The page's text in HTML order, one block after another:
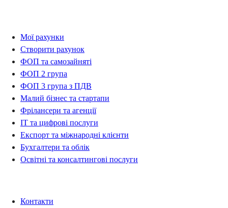
Мої рахунки
Створити рахунок
ФОП та самозайняті
ФОП 2 група
ФОП 3 група з ПДВ
Малий бізнес та стартапи
Фрілансери та агенції
IT та цифрові послуги
Експорт та міжнародні клієнти
Бухгалтери та облік
Освітні та консалтингові послуги
Контакти